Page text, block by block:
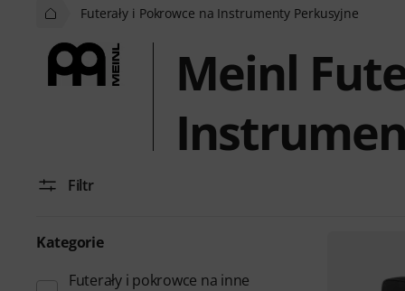
Futerały i Pokrowce na Instrumenty Perkusyjne
Meinl
Filtr
Kategorie
Futerały i pokrowce na inne